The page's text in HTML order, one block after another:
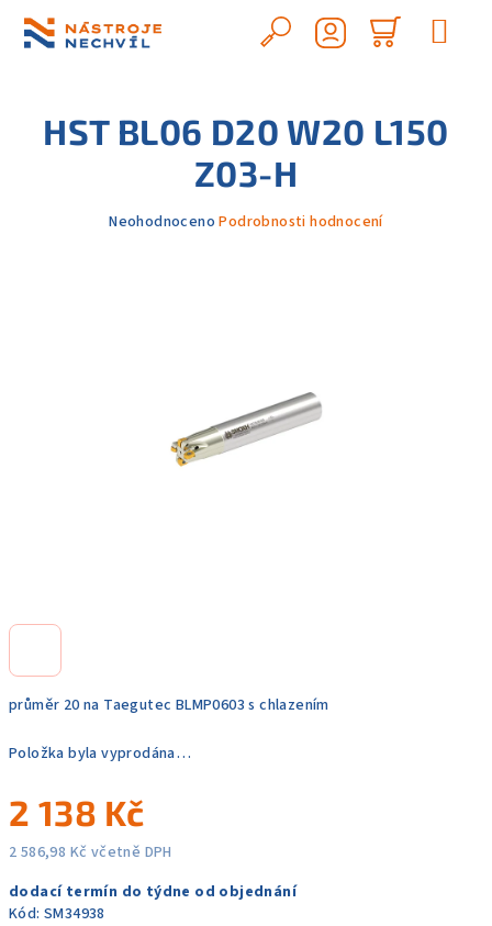
obsah
Hledat
košík
průměr 20 na Taegutec BLMP0603 s chlazením
Položka byla vyprodána…
2 138 Kč
2 586,98 Kč včetně DPH
cena:
dodací termín do týdne od objednání
Kód: SM34938
HST BL06 D20 W20 L150
Z03-H
Průměrné
Neohodnoceno Podrobnosti hodnocení